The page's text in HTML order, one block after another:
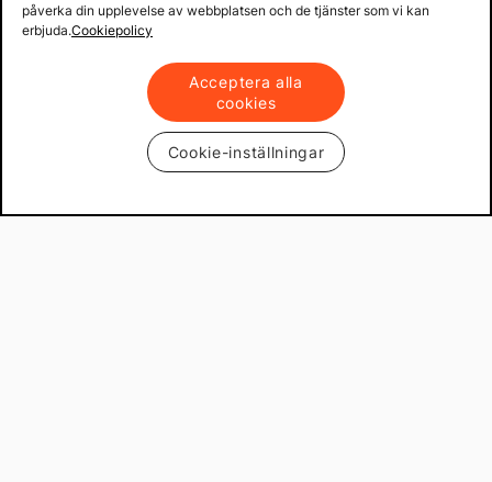
påverka din upplevelse av webbplatsen och de tjänster som vi kan
erbjuda.Cookiepolicy
Acceptera alla
cookies
Cookie-inställningar